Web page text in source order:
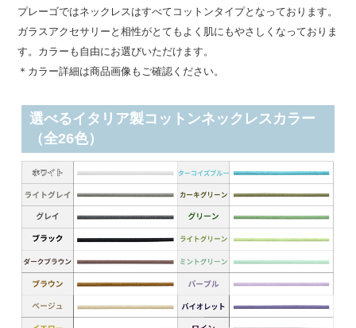
プレーゴではネックレスはすべてコットンタイプとなっております。
ガラスアクセサリーと相性がとてもよく肌にもやさしくなっておりま
す。カラーも自由にお選びいただけます。
＊カラー詳細は商品画像もご確認ください。
選べるイタリア製コットンネックレスカラー
（全26色）